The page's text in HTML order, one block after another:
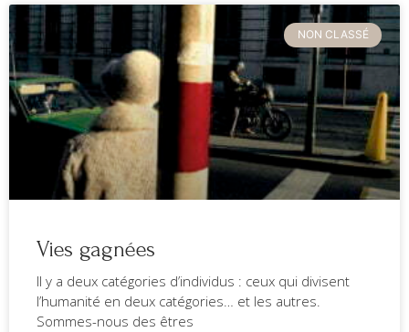
NON CLASSÉ
Vies gagnées
Il y a deux catégories d’individus : ceux qui divisent
l’humanité en deux catégories… et les autres.
Sommes-nous des êtres